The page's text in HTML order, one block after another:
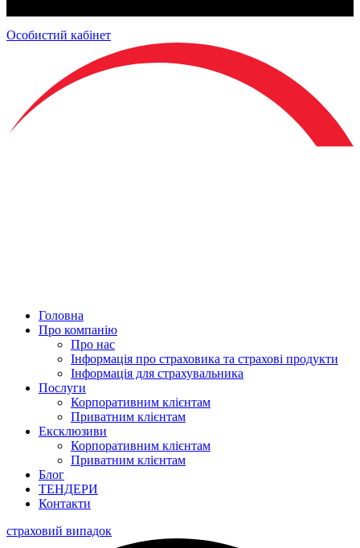
Особистий кабінет
Головна
Про компанію
Про нас
Інформація про страховика та страхові продукти
Інформація для страхувальника
Послуги
Корпоративним клієнтам
Приватним клієнтам
Ексклюзиви
Корпоративним клієнтам
Приватним клієнтам
Блог
ТЕНДЕРИ
Контакти
страховий випадок